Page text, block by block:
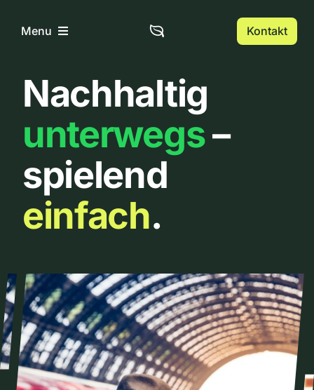
InhaltMenu
Home
Über uns
Urbanlist
Kontakt
Nachhaltig
unterwegs–
spielend
einfach.